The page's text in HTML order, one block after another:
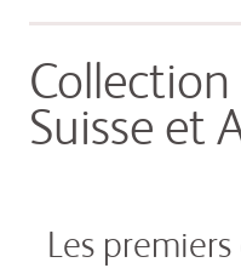
Suisse et
Les